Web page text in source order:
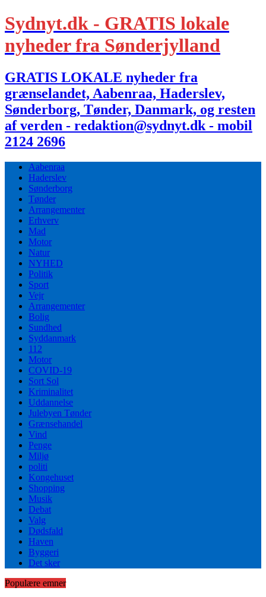
Sydnyt.dk - GRATIS lokale
nyheder fra Sønderjylland
GRATIS LOKALE nyheder fra
grænselandet, Aabenraa, Haderslev,
Sønderborg, Tønder, Danmark, og resten
af verden - redaktion@sydnyt.dk - mobil
2124 2696
Aabenraa
Haderslev
Sønderborg
Tønder
Arrangementer
Erhverv
Mad
Motor
Natur
NYHED
Politik
Sport
Vejr
Arrangementer
Bolig
Sundhed
Syddanmark
112
Motor
COVID-19
Sort Sol
Kriminalitet
Uddannelse
Julebyen Tønder
Grænsehandel
Vind
Penge
Miljø
politi
Kongehuset
Shopping
Musik
Debat
Valg
Dødsfald
Haven
Byggeri
Det sker
Populære emner